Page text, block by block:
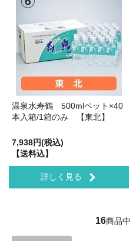
温泉水寿鶴 500mlペット×40
本入箱/1箱のみ 【東北】
7,938円(税込)
【送料込】
詳しく見る
16商品中